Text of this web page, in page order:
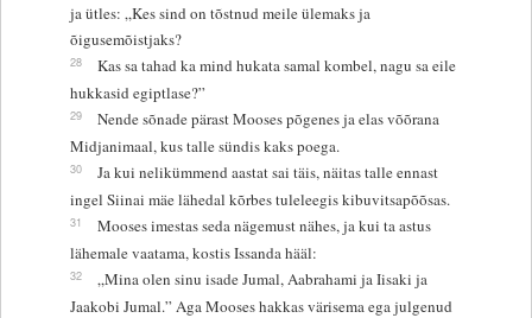
ja ütles: „Kes sind on tõstnud meile ülemaks ja
õigusemõistjaks?
28
Kas sa tahad ka mind hukata samal kombel, nagu sa eile
hukkasid egiptlase?”
29
Nende sõnade pärast Mooses põgenes ja elas võõrana
Midjanimaal, kus talle sündis kaks poega.
30
Ja kui nelikümmend aastat sai täis, näitas talle ennast
ingel Siinai mäe lähedal kõrbes tuleleegis kibuvitsapõõsas.
31
Mooses imestas seda nägemust nähes, ja kui ta astus
lähemale vaatama, kostis Issanda hääl:
32
„Mina olen sinu isade Jumal, Aabrahami ja Iisaki ja
Jaakobi Jumal.” Aga Mooses hakkas värisema ega julgenud